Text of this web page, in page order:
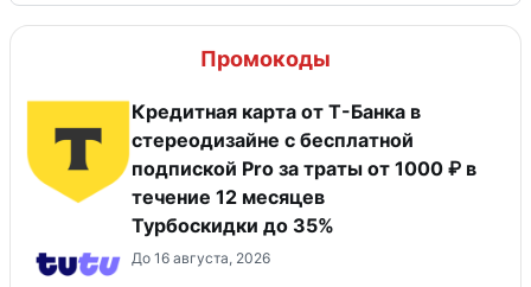
Промокоды
Кредитная карта от Т-Банка в
стереодизайне с бесплатной
подпиской Pro за траты от 1000 ₽ в
течение 12 месяцев
Турбоскидки до 35%
До 16 августа, 2026